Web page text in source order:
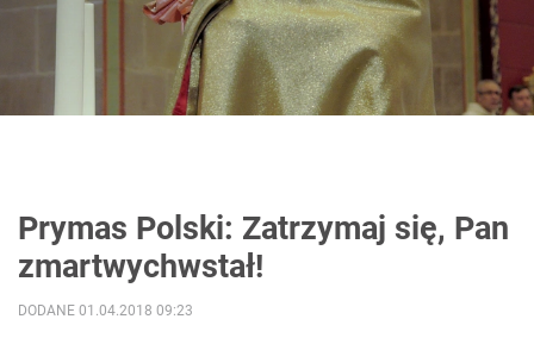
Prymas Polski: Zatrzymaj się, Pan
zmartwychwstał!
DODANE 01.04.2018 09:23